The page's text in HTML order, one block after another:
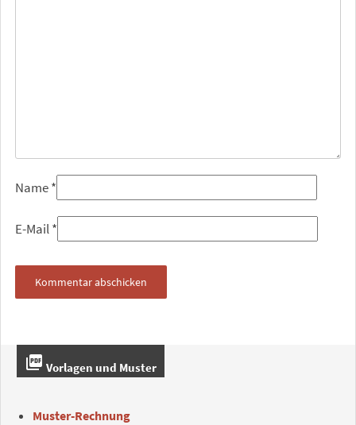
Name*
E-Mail*
picture_as_pdf Vorlagen und Muster
Muster-Rechnung